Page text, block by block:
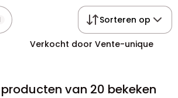
Sorteren op
Verkocht door Vente-unique
van 20 bekeken